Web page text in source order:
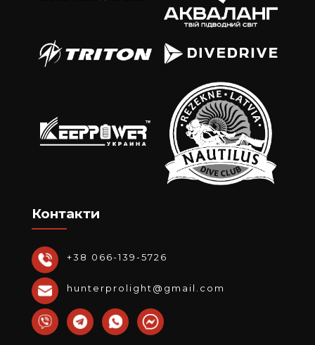
Контакти
+38 066-139-5726
hunterprolight@gmail.com